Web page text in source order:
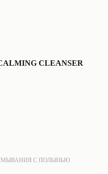
CLEANSER
С ПОЛЫНЬЮ